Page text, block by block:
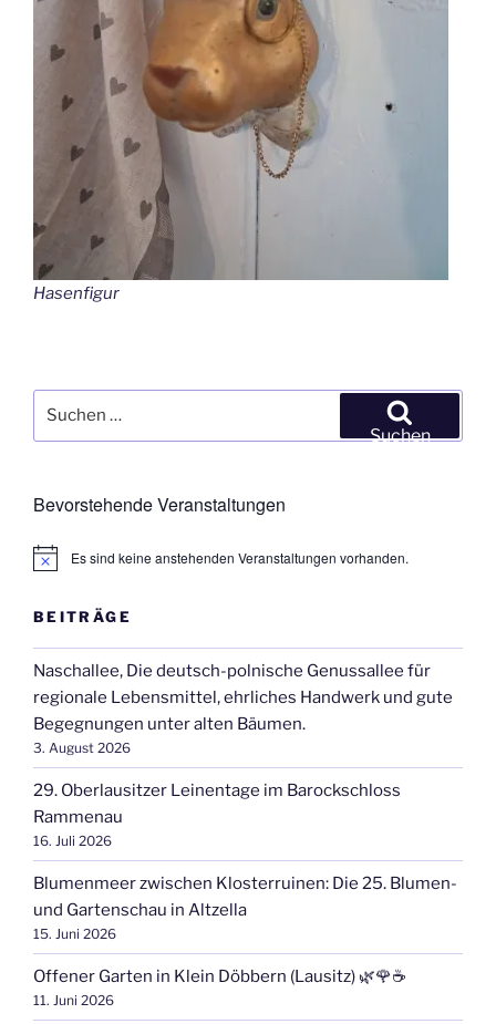
Hasenfigur
nach:
Suchen
Bevorstehende Veranstaltungen
H
w
i
s
Es sind keine anstehenden Veranstaltungen vorhanden.
BEITRÄGE
Naschallee, Die deutsch-polnische Genussallee für
regionale Lebensmittel, ehrliches Handwerk und gute
Begegnungen unter alten Bäumen.
3. August 2026
29. Oberlausitzer Leinentage im Barockschloss
Rammenau
16. Juli 2026
Blumenmeer zwischen Klosterruinen: Die 25. Blumen-
und Gartenschau in Altzella
15. Juni 2026
Offener Garten in Klein Döbbern (Lausitz) 🌿🌹☕
11. Juni 2026